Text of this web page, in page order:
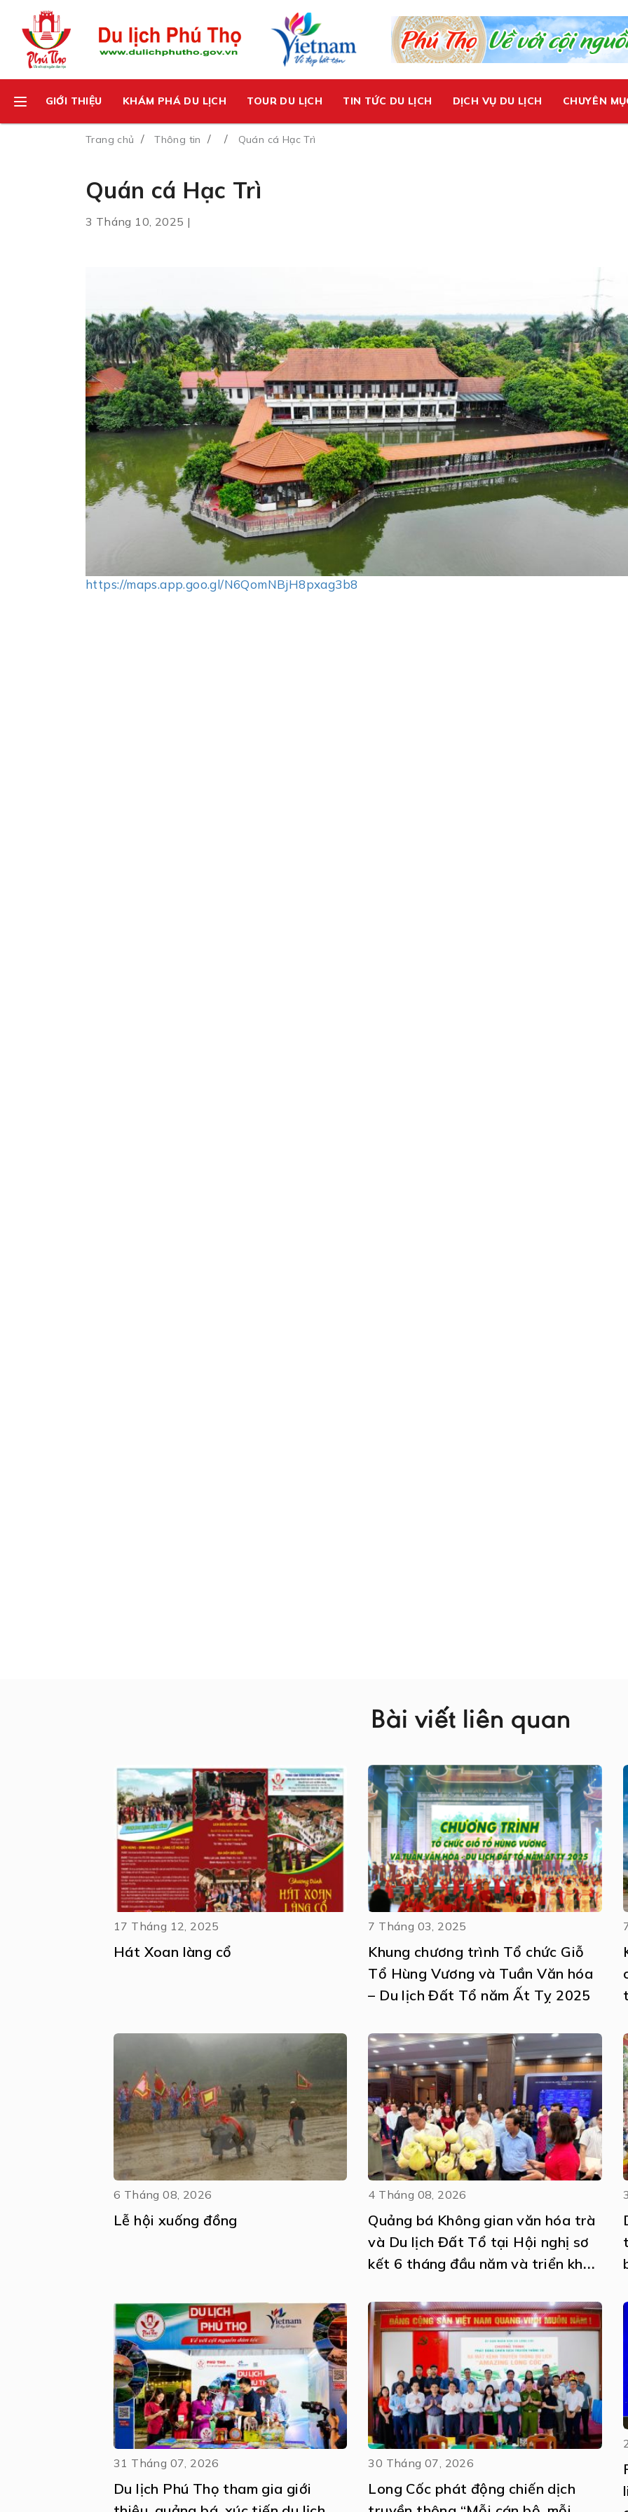
GIỚI THIỆU KHÁM PHÁ DU LỊCH TOUR DU LỊCH TIN TỨC DU LỊCH DỊCH VỤ DU LỊCH CHUYÊN
Trang chủ Thông tin Quán cá Hạc Trì
Quán cá Hạc Trì
3 Tháng 10, 2025 |
https://maps.app.goo.gl/N6QomNBjH8pxag3b8
Bài viết liên quan
17 Tháng 12, 2025
Hát Xoan làng cổ
7 Tháng 03, 2025
Khung chương trình Tổ chức Giỗ
Tổ Hùng Vương và Tuần Văn hóa
– Du lịch Đất Tổ năm Ất Tỵ 2025
6 Tháng 08, 2026
Lễ hội xuống đồng
4 Tháng 08, 2026
Quảng bá Không gian văn hóa trà
và Du lịch Đất Tổ tại Hội nghị sơ
kết 6 tháng đầu năm và triển khai
thực hiện Nghị quyết số 57-
NQ/TW
31 Tháng 07, 2026
Du lịch Phú Thọ tham gia giới
30 Tháng 07, 2026
Long Cốc phát động chiến dịch